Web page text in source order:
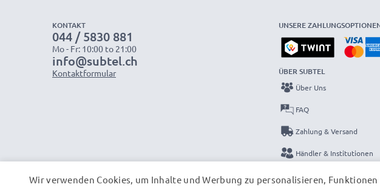
KONTAKT
044 / 5830 881
Mo - Fr: 10:00 to 21:00
info@subtel.ch
Kontaktformular
UNSERE
ÜBER SUBTEL
Über Uns
FAQ
Zahlung & Versand
Händler & Institutionen
Kataloge
Wir verwenden Cookies, um Inhalte und Werbung zu personalisieren,